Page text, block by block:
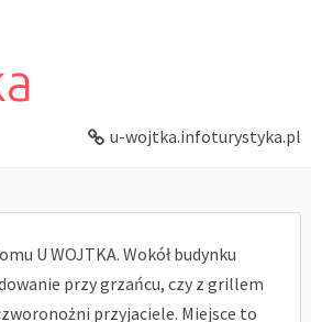
u-wojtka.infoturystyka.pl
U WOJTKA. Wokół budynku
przy grzańcu, czy z grillem
przyjaciele. Miejsce to